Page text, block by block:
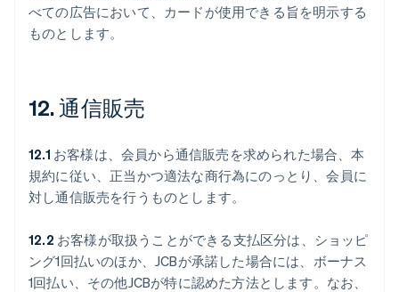
べての広告において、カードが使用できる旨を明示する
ものとします。
12. 通信販売
12.1 お客様は、会員から通信販売を求められた場合、本
規約に従い、正当かつ適法な商行為にのっとり、会員に
対し通信販売を行うものとします。
12.2 お客様が取扱うことができる支払区分は、ショッピ
ング1回払いのほか、JCBが承諾した場合には、ボーナス
1回払い、その他JCBが特に認めた方法とします。なお、